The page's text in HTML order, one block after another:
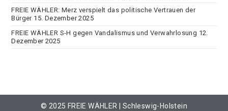
FREIE WÄHLER: Merz verspielt das politische Vertrauen der
Bürger 15. Dezember 2025
FREIE WÄHLER S-H gegen Vandalismus und Verwahrlosung 12.
Dezember 2025
© 2025 FREIE WÄHLER | Schleswig-Holstein